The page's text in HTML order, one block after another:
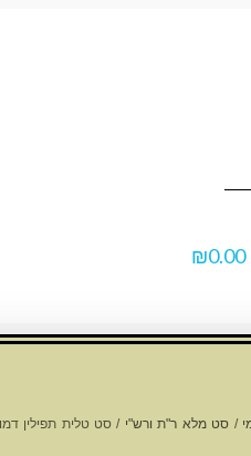
₪0.00
/ סט מלא ר"ת ורש"י / סט טלית תפילין